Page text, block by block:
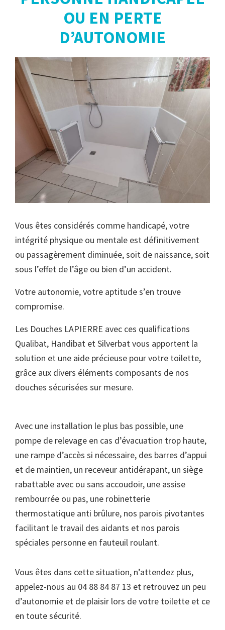
OU EN PERTE
D’AUTONOMIE
Vous êtes considérés comme handicapé, votre
intégrité physique ou mentale est définitivement
ou passagèrement diminuée, soit de naissance, soit
sous l’effet de l’âge ou bien d’un accident.
Votre autonomie, votre aptitude s’en trouve
compromise.
Les Douches LAPIERRE avec ces qualifications
Qualibat, Handibat et Silverbat vous apportent la
solution et une aide précieuse pour votre toilette,
grâce aux divers éléments composants de nos
douches sécurisées sur mesure.
Avec une installation le plus bas possible, une
pompe de relevage en cas d’évacuation trop haute,
une rampe d’accès si nécessaire, des barres d’appui
et de maintien, un receveur antidérapant, un siège
rabattable avec ou sans accoudoir, une assise
rembourrée ou pas, une robinetterie
thermostatique anti brûlure, nos parois pivotantes
facilitant le travail des aidants et nos parois
spéciales personne en fauteuil roulant.
Vous êtes dans cette situation, n’attendez plus,
appelez-nous au 04 88 84 87 13 et retrouvez un peu
d’autonomie et de plaisir lors de votre toilette et ce
en toute sécurité.